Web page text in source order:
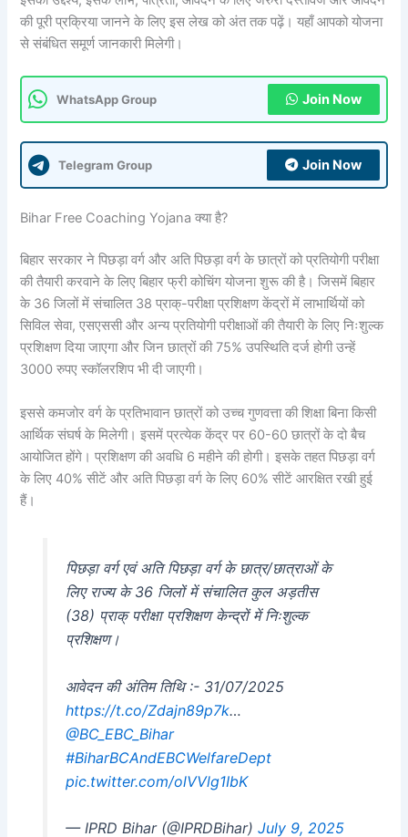
की पूरी प्रक्रिया जानने के लिए इस लेख को अंत तक पढ़ें। यहाँ आपको योजना
से संबंधित समूर्ण जानकारी मिलेगी।
WhatsApp Group Join Now
Telegram Group Join Now
Bihar Free Coaching Yojana क्या है?
बिहार सरकार ने पिछड़ा वर्ग और अति पिछड़ा वर्ग के छात्रों को प्रतियोगी परीक्षा
की तैयारी करवाने के लिए बिहार फ्री कोचिंग योजना शुरू की है। जिसमें बिहार
के 36 जिलों में संचालित 38 प्राक्-परीक्षा प्रशिक्षण केंद्रों में लाभार्थियों को
सिविल सेवा, एसएससी और अन्य प्रतियोगी परीक्षाओं की तैयारी के लिए निःशुल्क
प्रशिक्षण दिया जाएगा और जिन छात्रों की 75% उपस्थिति दर्ज होगी उन्हें
3000 रुपए स्कॉलरशिप भी दी जाएगी।
इससे कमजोर वर्ग के प्रतिभावान छात्रों को उच्च गुणवत्ता की शिक्षा बिना किसी
आर्थिक संघर्ष के मिलेगी। इसमें प्रत्येक केंद्र पर 60-60 छात्रों के दो बैच
आयोजित होंगे। प्रशिक्षण की अवधि 6 महीने की होगी। इसके तहत पिछड़ा वर्ग
के लिए 40% सीटें और अति पिछड़ा वर्ग के लिए 60% सीटें आरक्षित रखी हुई
हैं।
पिछड़ा वर्ग एवं अति पिछड़ा वर्ग के छात्र/छात्राओं के
लिए राज्य के 36 जिलों में संचालित कुल अड़तीस
(38) प्राक् परीक्षा प्रशिक्षण केन्द्रों में निःशुल्क
प्रशिक्षण।
आवेदन की अंतिम तिथि :- 31/07/2025
https://t.co/Zdajn89p7k…
@BC_EBC_Bihar
#BiharBCAndEBCWelfareDept
pic.twitter.com/olVVlg1IbK
— IPRD Bihar (@IPRDBihar) July 9, 2025